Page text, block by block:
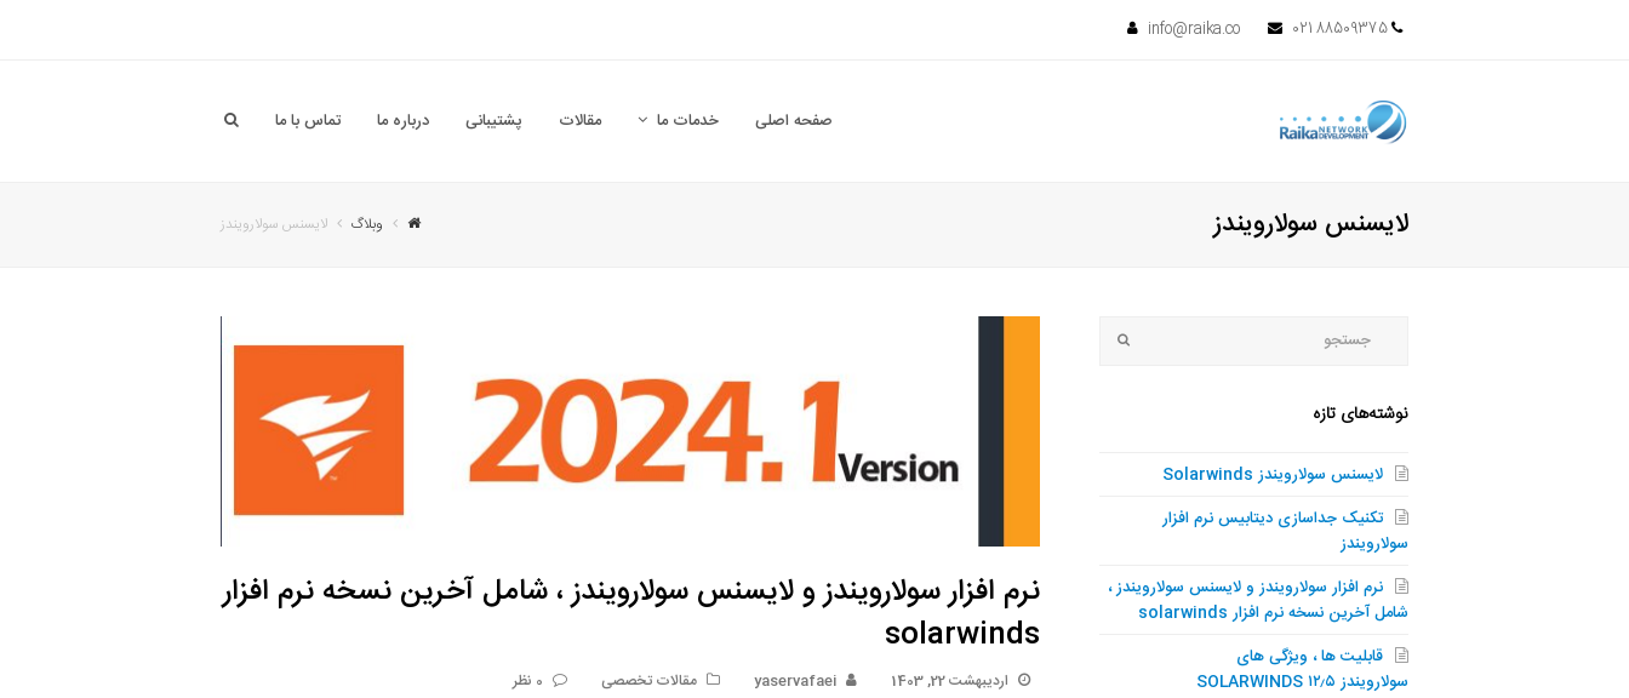
صفحه اصلی خدمات ما مقالات پشتیبانی درباره ما تماس با ما
لایسنس سولارویندز وبلاگ لایسنس سولارویندز
نرم افزار سولارویندز و لایسنس سولارویندز ، شامل آخرین نسخه نرم افزار
solarwinds
اردیبهشت 22, 1403 yaservafaei مقالات تخصصی 0 نظر
Submit
نوشته‌های تازه
لایسنس سولارویندز Solarwinds
تکنیک جداسازی دیتابیس نرم افزار
سولارویندز
نرم افزار سولارویندز و لایسنس سولارویندز ،
شامل آخرین نسخه نرم افزار solarwinds
قابلیت ها ، ویژگی های
سولارویندز SOLARWINDS ۱۲٫۵